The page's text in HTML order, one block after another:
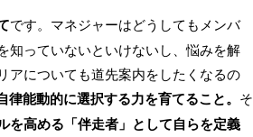
です。マネジャーはどうしてもメンバ
知っていないといけないし、悩みを解
アについても道先案内をしたくなるの
律能動的に選択する力を育てること。 そ
を高める「伴走者」として自らを定義